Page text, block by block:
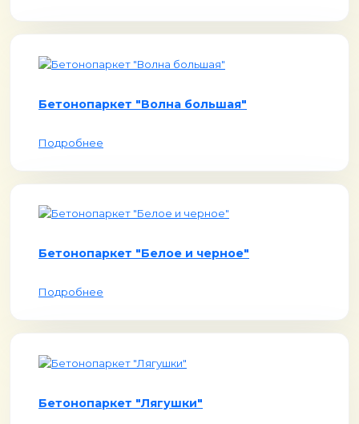
Бетонопаркет "Волна большая"
Подробнее
Бетонопаркет "Белое и черное"
Подробнее
Бетонопаркет "Лягушки"